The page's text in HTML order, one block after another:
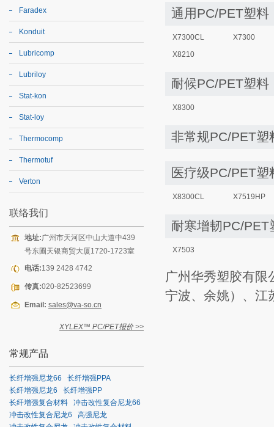
通用PC/PET塑料
X7300CL
X7300
X8210
耐候PC/PET塑料
X8300
非常规PC/PET塑
医疗级PC/PET塑
X8300CL X7519HP
耐寒增韧PC/PET
X7503
广州华秀塑胶有限
宁波、余姚）、江
Faradex
Konduit
Lubricomp
Lubriloy
Stat-kon
Stat-loy
Thermocomp
Thermotuf
Verton
联络我们
地址:广州市天河区中山大道中439
号东圃天银商贸大厦1720-1723室
电话:139 2428 4742
传真:020-82523699
Email: sales@va-so.cn
XYLEX™ PC/PET报价 >>
常规产品
长纤增强尼龙66
长纤增强PPA
长纤增强尼龙6
长纤增强PP
长纤增强复合材料
冲击改性复合尼龙66
冲击改性复合尼龙6
高强尼龙